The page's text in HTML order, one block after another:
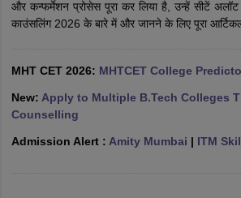
EAMCET Exam Pattern
TS EAMCET Answer
MHT CET Cutoff
KCET CutoffKCET ResultView All KCET
Answer KeyVITEEE Cutoff VITEEE Result
M.Arch Colleges in India
Accepting GATE
Engineering Colleges in
और कन्फर्मेशन प्रोसेस पूरा कर लिया है, उन्हें सीटें अलॉट
काउंसलिंग 2026 के बारे में और जानने के लिए पूरा
MHT CET 2026: MHTCET College
New: Apply to Multiple B.Tech Colleges
Counselling
Admission Alert : Amity Mumbai | ITM